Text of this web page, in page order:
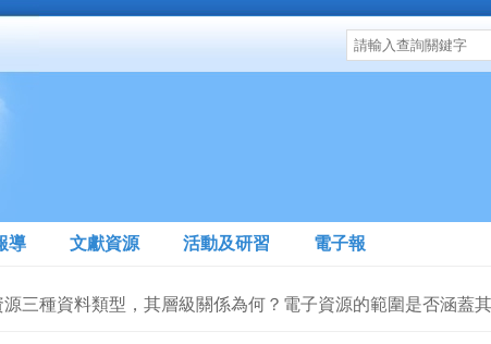
搜尋表單
Search this site
導 文獻資源 活動及研習 電子報
三種資料類型，其層級關係為何？電子資源的範圍是否涵蓋